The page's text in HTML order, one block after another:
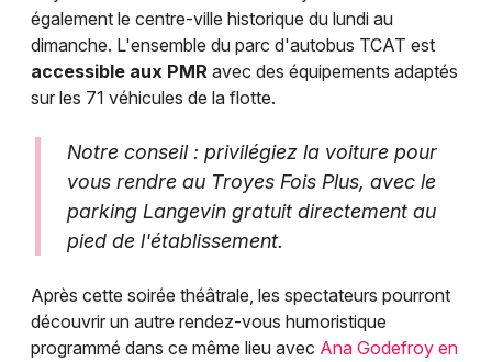
également le centre-ville historique du lundi au
dimanche. L'ensemble du parc d'autobus TCAT est
accessible aux PMR avec des équipements adaptés
sur les 71 véhicules de la flotte.
Notre conseil : privilégiez la voiture pour
vous rendre au Troyes Fois Plus, avec le
parking Langevin gratuit directement au
pied de l'établissement.
Après cette soirée théâtrale, les spectateurs pourront
découvrir un autre rendez-vous humoristique
programmé dans ce même lieu avec Ana Godefroy en